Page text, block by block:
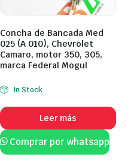
Concha de Bancada Med
025 (A 010), Chevrolet
Camaro, motor 350, 305,
marca Federal Mogul
In Stock
Leer más
Comprar por whatsapp